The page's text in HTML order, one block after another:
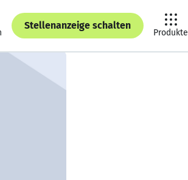
Stellenanzeige schalten
Produkte